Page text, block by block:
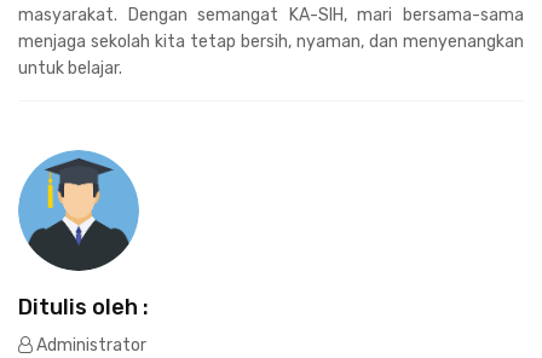
masyarakat. Dengan semangat KA-SIH, mari bersama-sama
menjaga sekolah kita tetap bersih, nyaman, dan menyenangkan
untuk belajar.
Ditulis oleh :
Administrator